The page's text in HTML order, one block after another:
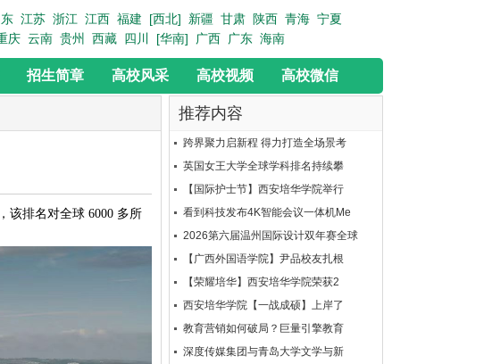
江苏 浙江 江西 福建 [西北] 新疆 甘肃 陕西 青海 宁夏
庆 云南 贵州 西藏 四川 [华南] 广西 广东 海南
招生简章 高校风采 高校视频 高校微信
该排名对全球 6000 多所
推荐内容
跨界聚力启新程 得力打造全场景考
英国女王大学全球学科排名持续攀
【国际护士节】西安培华学院举行
看到科技发布4K智能会议一体机Me
2026第六届温州国际设计双年赛全球
【广西外国语学院】尹品校友扎根
【荣耀培华】西安培华学院荣获2
西安培华学院【一战成硕】上岸了
教育营销如何破局？巨量引擎教育
深度传媒集团与青岛大学文学与新